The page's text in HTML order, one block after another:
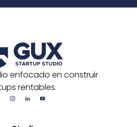
enfocado en construir
rentables.